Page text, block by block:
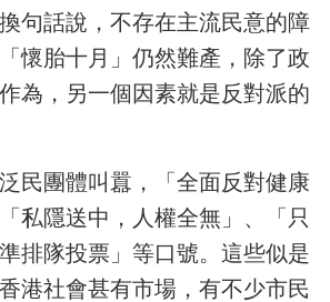
句話說，不存在主流民意的障
懷胎十月」仍然難產，除了政
為，另一個因素就是反對派的
民團體叫囂，「全面反對健康
私隱送中，人權全無」、「只
排隊投票」等口號。這些似是
港社會甚有市場，有不少市民